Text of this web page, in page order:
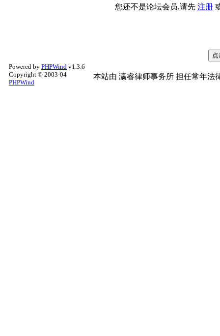
您还不是论坛会员,请先 注册
Powered by PHPWind v1.3.6
Copyright © 2003-04
PHPWind
本站由 瀛睿律师事务所 担任常年法